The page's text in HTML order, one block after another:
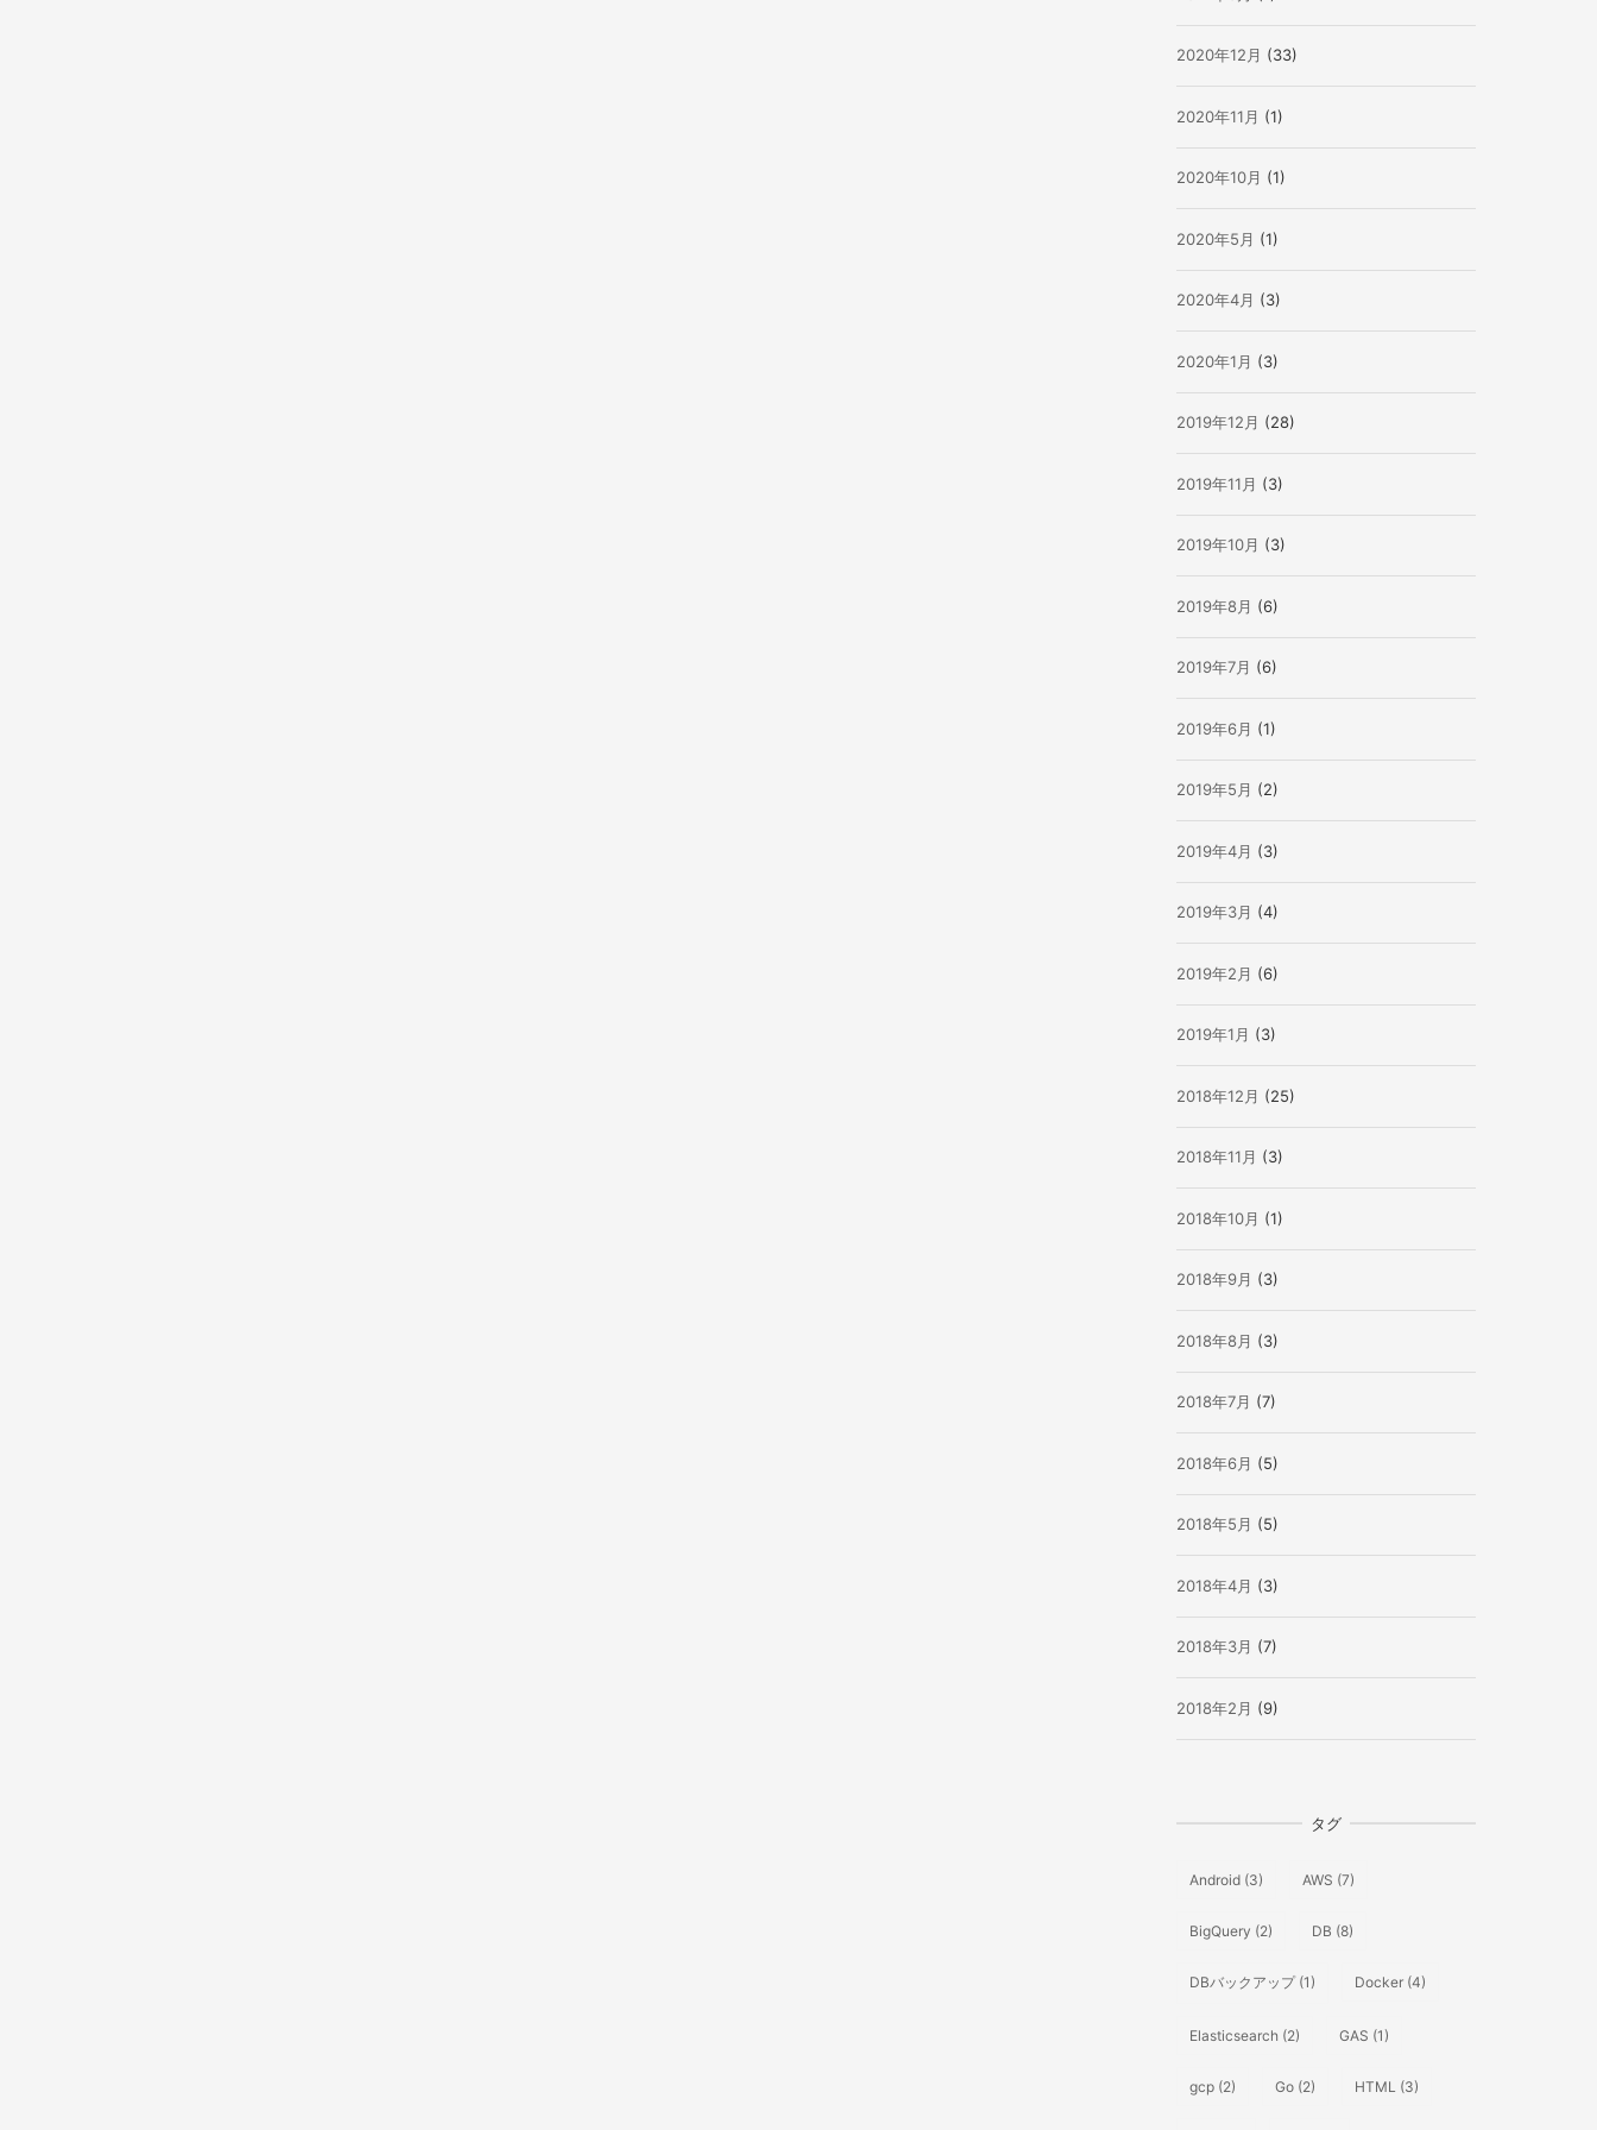
2020年12月 (33)
2020年11月 (1)
2020年10月 (1)
2020年5月 (1)
2020年4月 (3)
2020年1月 (3)
2019年12月 (28)
2019年11月 (3)
2019年10月 (3)
2019年8月 (6)
2019年7月 (6)
2019年6月 (1)
2019年5月 (2)
2019年4月 (3)
2019年3月 (4)
2019年2月 (6)
2019年1月 (3)
2018年12月 (25)
2018年11月 (3)
2018年10月 (1)
2018年9月 (3)
2018年8月 (3)
2018年7月 (7)
2018年6月 (5)
2018年5月 (5)
2018年4月 (3)
2018年3月 (7)
2018年2月 (9)
タグ
Android (3) AWS (7)
BigQuery (2) DB (8)
DBバックアップ(1) Docker (4)
Elasticsearch (2) GAS (1)
gcp (2) Go (2) HTML (3)